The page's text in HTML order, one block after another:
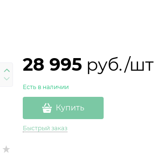
28 995 руб./шт
Есть в наличии
Купить
Быстрый заказ